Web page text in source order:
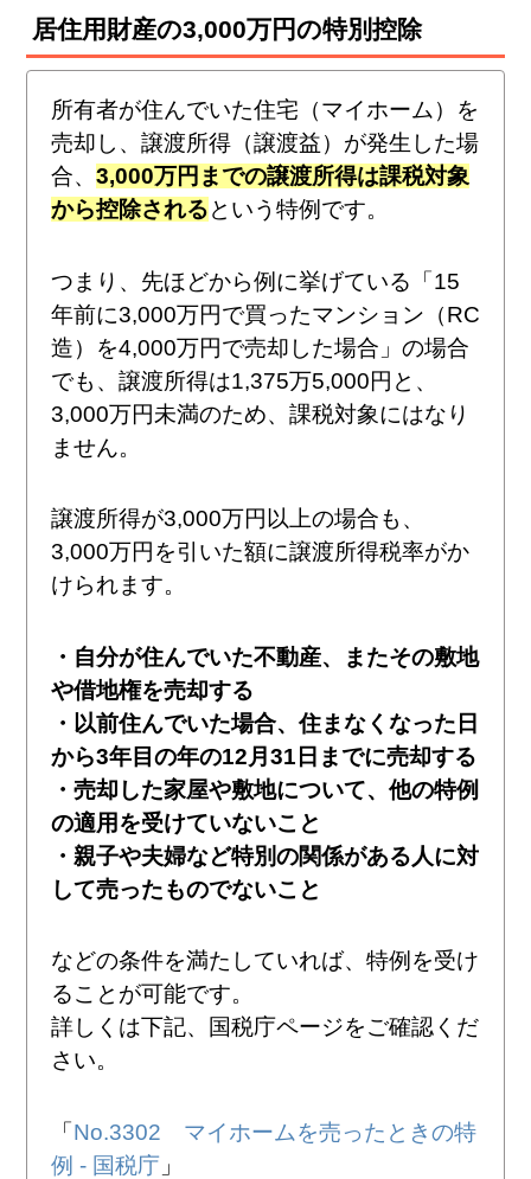
居住用財産の3,000万円の特別控除
所有者が住んでいた住宅（マイホーム）を
売却し、譲渡所得（譲渡益）が発生した場
合、 3,000万円までの譲渡所得は課税対象
から控除されるという特例です。
つまり、先ほどから例に挙げている「15
年前に3,000万円で買ったマンション（RC
造）を4,000万円で売却した場合」の場合
でも、譲渡所得は1,375万5,000円と、
3,000万円未満のため、課税対象にはなり
ません。
譲渡所得が3,000万円以上の場合も、
3,000万円を引いた額に譲渡所得税率がか
けられます。
・自分が住んでいた不動産、またその敷地
や借地権を売却する
・以前住んでいた場合、住まなくなった日
から3年目の年の12月31日までに売却する
・売却した家屋や敷地について、他の特例
の適用を受けていないこと
・親子や夫婦など特別の関係がある人に対
して売ったものでないこと
などの条件を満たしていれば、特例を受け
ることが可能です。
詳しくは下記、国税庁ページをご確認くだ
さい。
「No.3302 マイホームを売ったときの特
例 - 国税庁」